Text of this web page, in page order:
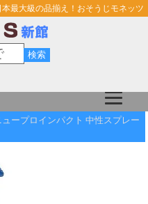
最大級の品揃え！おそうじモネッツ
ュープロインパクト 中性スプレー